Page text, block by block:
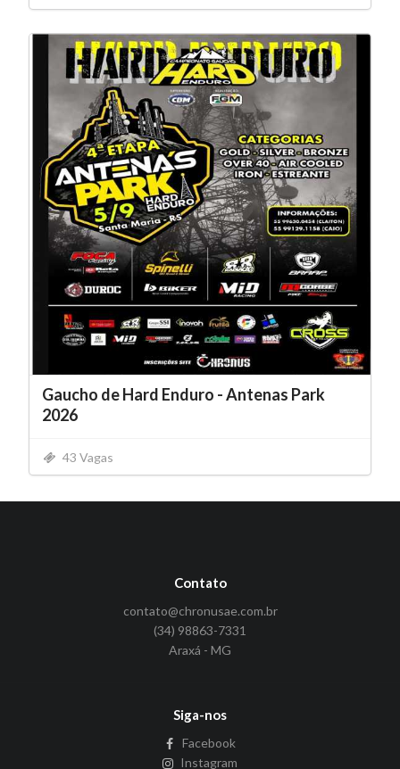
Gaucho de Hard Enduro - Antenas Park
2026
43 Vagas
Contato
contato@chronusae.com.br
(34) 98863-7331
Araxá - MG
Siga-nos
Facebook
Instagram